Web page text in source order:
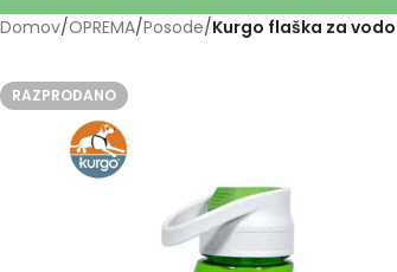
Domov/OPREMA/Posode/Kurgo flaška za vodo
RAZPRODANO